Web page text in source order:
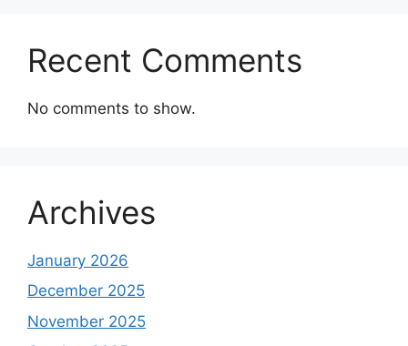
Recent Comments
No comments to show.
Archives
January 2026
December 2025
November 2025